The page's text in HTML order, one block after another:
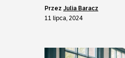
przez Julia Baracz
11 lipca, 2024